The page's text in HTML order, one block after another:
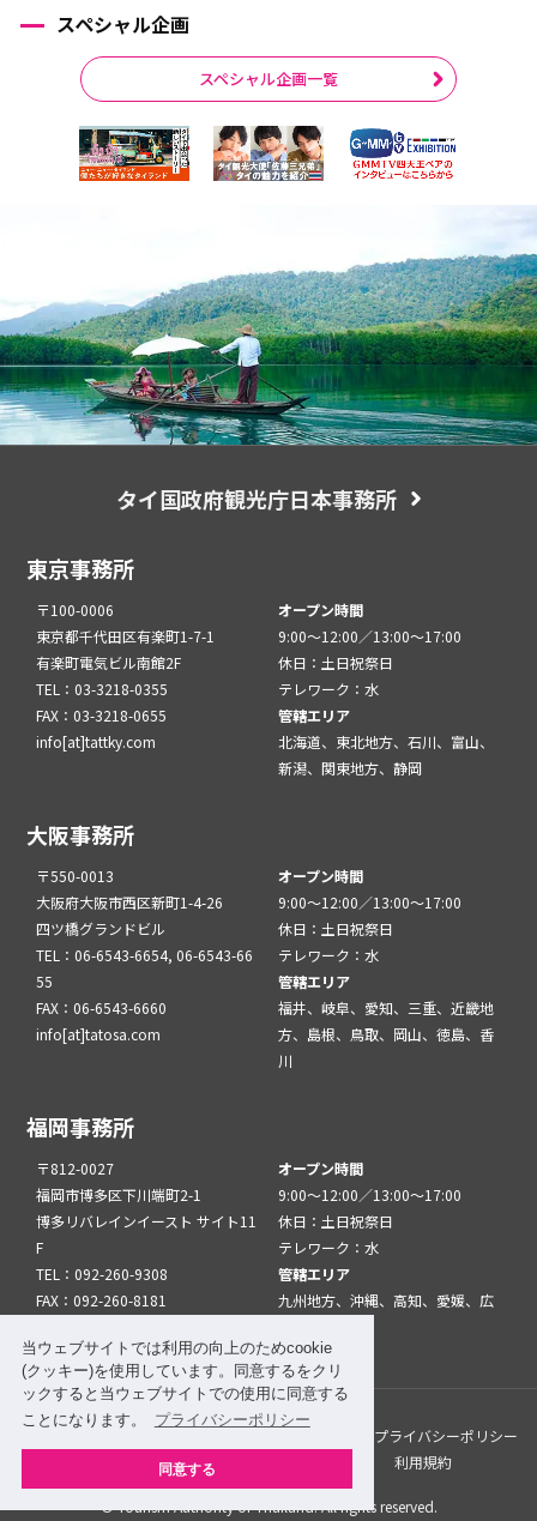
当ウェブサイトでは利用の向上のためcookie
(クッキー)を使用しています。同意するをクリ
ックすると当ウェブサイトでの使用に同意する
ことになります。
プライバシーポリシー
同意する
スペシャル企画
スペシャル企画一覧
タイ国政府観光庁日本事務所
東京事務所
〒100-0006
東京都千代田区有楽町1-7-1
有楽町電気ビル南館2F
TEL：03-3218-0355
FAX：03-3218-0655
info[at]tattky.com
オープン時間
9:00～12:00／13:00～17:00
休日：土日祝祭日
テレワーク：水
管轄エリア
北海道、東北地方、石川、富山、
新潟、関東地方、静岡
大阪事務所
〒550-0013
大阪府大阪市西区新町1-4-26
四ツ橋グランドビル
TEL：06-6543-6654, 06-6543-66
55
FAX：06-6543-6660
info[at]tatosa.com
オープン時間
9:00～12:00／13:00～17:00
休日：土日祝祭日
テレワーク：水
管轄エリア
福井、岐阜、愛知、三重、近畿地
方、島根、鳥取、岡山、徳島、香
川
福岡事務所
〒812-0027
福岡市博多区下川端町2-1
博多リバレインイースト サイト11
F
TEL：092-260-9308
FAX：092-260-8181
オープン時間
9:00～12:00／13:00～17:00
休日：土日祝祭日
テレワーク：水
管轄エリア
九州地方、沖縄、高知、愛媛、広
このサイトについて
プライバシーポリシー
サイトマップ
関係機関・団体について 利用規約
© Tourism Authority of Thailand. All rights reserved.